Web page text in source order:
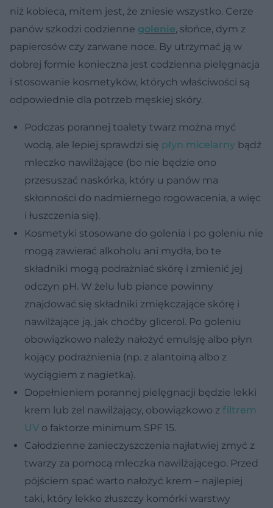
niż kobieca, mitem jest, że zniesie wszystko. Cerze
panów szkodzi codzienne golenie, słońce, dym z
papierosów czy zarwane noce. By utrzymać ją w
dobrej formie konieczna jest codzienna pielęgnacja
i stosowanie kosmetyków, których właściwości są
odpowiednie dla potrzeb męskiej skóry.
Podczas porannej toalety twarz można myć
wodą, ale lepiej sprawdzi się płyn micelarny bądź
mleczko nawilżające (bo nie będzie ono
przesuszać naskórka, który u panów ma
skłonności do nadmiernego rogowacenia, a więc
i łuszczenia się).
Kosmetyki stosowane do golenia i po goleniu nie
mogą zawierać alkoholu ani mydła, bo te
składniki mogą podrażniać skórę i zmienić jej
odczyn pH. W żelu lub piance powinny
znajdować się składniki zmiękczające skórę i
nawilżające ją, jak choćby glicerol. Po goleniu
obowiązkowo należy nałożyć emulsję albo płyn
kojący podrażnienia (np. z alantoiną albo z
wyciągiem z nagietka).
Dopełnieniem porannej pielęgnacji będzie lekki
krem lub żel nawilżający, obowiązkowo z filtrem
UV o faktorze minimum SPF 15.
Całodzienne zanieczyszczenia najłatwiej zmyć z
twarzy za pomocą mleczka nawilżającego. Przed
pójściem spać warto nałożyć krem – najlepiej
taki, który lekko złuszczy komórki warstwy